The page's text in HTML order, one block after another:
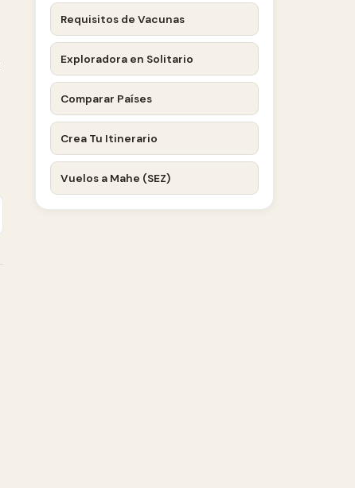
Requisitos de Vacunas
Exploradora en Solitario
Comparar Países
Crea Tu Itinerario
Vuelos a Mahe (SEZ)